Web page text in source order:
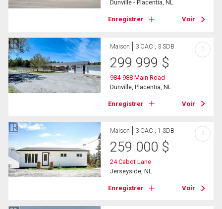
Dunville - Placentia, NL
Enregistrer Voir
Maison 3 CAC , 3 SDB
299 999 $
984-988 Main Road
Dunville, Placentia, NL
Enregistrer Voir
?
Maison 3 CAC , 1 SDB
259 000 $
24 Cabot Lane
Jerseyside, NL
Enregistrer Voir
?